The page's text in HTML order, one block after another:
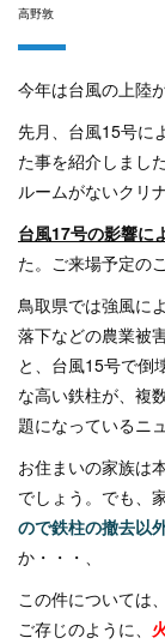
高野敦
今年は台風の上陸
先月、台風15号に
た事を紹介しました
ルームがないクリ
台風17号の影響に
た。 ご来場予定の
鳥取県では強風に
落下などの農業被
と、台風15号で倒
な高い鉄柱が、 複
題になっているニ
お住まいの家族は
でしょう。 でも、
ので鉄柱の撤去以
か・・・、
この件については
ご存じのように、